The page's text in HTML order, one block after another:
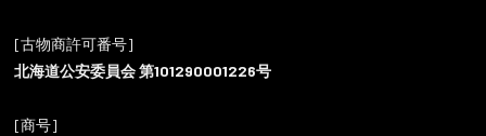
[古物商許可番号]
北海道公安委員会 第101290001226号
[商号]